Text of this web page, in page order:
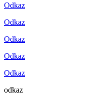
Odkaz
Odkaz
Odkaz
Odkaz
Odkaz
odkaz